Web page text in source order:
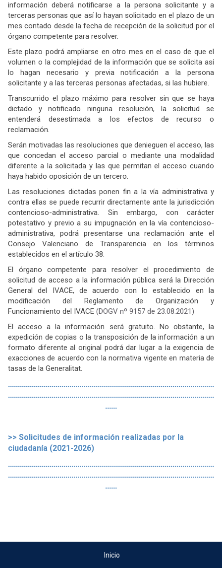
información deberá notificarse a la persona solicitante y a
terceras personas que así lo hayan solicitado en el plazo de un
mes contado desde la fecha de recepción de la solicitud por el
órgano competente para resolver.
Este plazo podrá ampliarse en otro mes en el caso de que el
volumen o la complejidad de la información que se solicita así
lo hagan necesario y previa notificación a la persona
solicitante y a las terceras personas afectadas, si las hubiere.
Transcurrido el plazo máximo para resolver sin que se haya
dictado y notificado ninguna resolución, la solicitud se
entenderá desestimada a los efectos de recurso o
reclamación.
Serán motivadas las resoluciones que denieguen el acceso, las
que concedan el acceso parcial o mediante una modalidad
diferente a la solicitada y las que permitan el acceso cuando
haya habido oposición de un tercero.
Las resoluciones dictadas ponen fin a la vía administrativa y
contra ellas se puede recurrir directamente ante la jurisdicción
contencioso-administrativa. Sin embargo, con carácter
potestativo y previo a su impugnación en la vía contencioso-
administrativa, podrá presentarse una reclamación ante el
Consejo Valenciano de Transparencia en los términos
establecidos en el artículo 38.
El órgano competente para resolver el procedimiento de
solicitud de acceso a la información pública será la Dirección
General del IVACE, de acuerdo con lo establecido en la
modificación del Reglamento de Organización y
Funcionamiento del IVACE (DOGV nº 9157 de 23.08.2021)
El acceso a la información será gratuito. No obstante, la
expedición de copias o la transposición de la información a un
formato diferente al original podrá dar lugar a la exigencia de
exacciones de acuerdo con la normativa vigente en materia de
tasas de la Generalitat.
........................................................................................................
........................................................................................................
......
>> Solicitudes de información realizadas por la
ciudadanía (2021-2026)
........................................................................................................
........................................................................................................
......
Inicio